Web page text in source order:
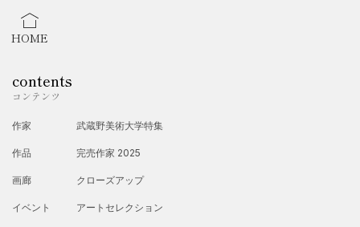
HOME
contents
コンテンツ
作家
作品
画廊
イベント
武蔵野美術大学特集
完売作家 2025
クローズアップ
アートセレクション